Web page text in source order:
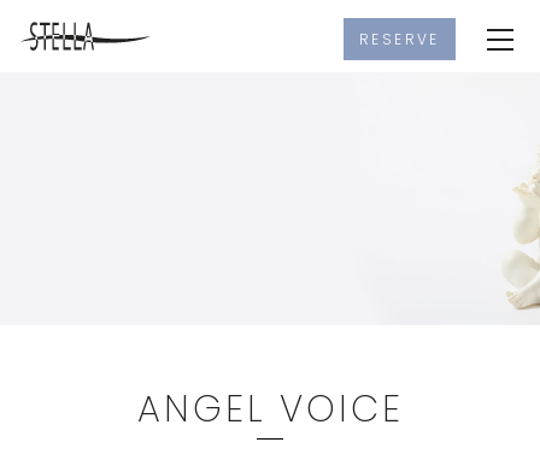
RESERVE
ANGEL VOICE